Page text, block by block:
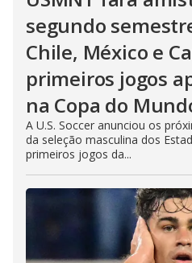
segundo
Chile, México e
primeiros jogos
na Copa do
A U.S. Soccer anunciou os
da seleção masculina dos
primeiros jogos da...